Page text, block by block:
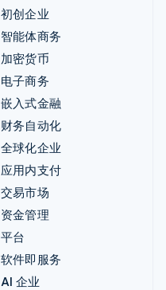
初创企业
智能体商务
加密货币
电子商务
嵌入式金融
财务自动化
全球化企业
应用内支付
交易市场
资金管理
平台
软件即服务
AI 企业